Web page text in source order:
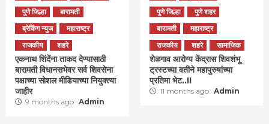
पुणे जिल्हा
बारामती
ब्रेकिंग न्युज
महाराष्ट्र
राजकीय
शहरे
एकनाथ शिंदेंना ताकद देण्यासाठी
बारामती विधानसभेवर सर्व शिवसेना
पक्षाच्या सोशल मीडियाच्या नियुक्त्या
जाहीर
9 months ago Admin
पुणे जिल्हा
पुणे शहर
बारामती
महाराष्ट्र
राजकीय
शहरे सामाजिक
शेळगाव आरोग्य केंद्रास शिवशंभू
ट्रस्टच्या वतीने महापुरुषांच्या
प्रतिमा भेट..!!
11 months ago Admin